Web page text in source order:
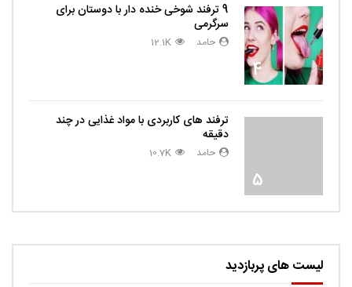
4
9 ترفند شوخی خنده دار با دوستان برای
سرگرمی
حامد 12.1K
5
ترفند های کاربردی با مواد غذایی در چند
دقیقه
حامد 10.7K
لیست های پربازدید